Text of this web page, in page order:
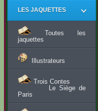
LES JAQUETTES
Toutes les
jaquettes
Illustrateurs
Trois Contes
Le Siège de
Paris